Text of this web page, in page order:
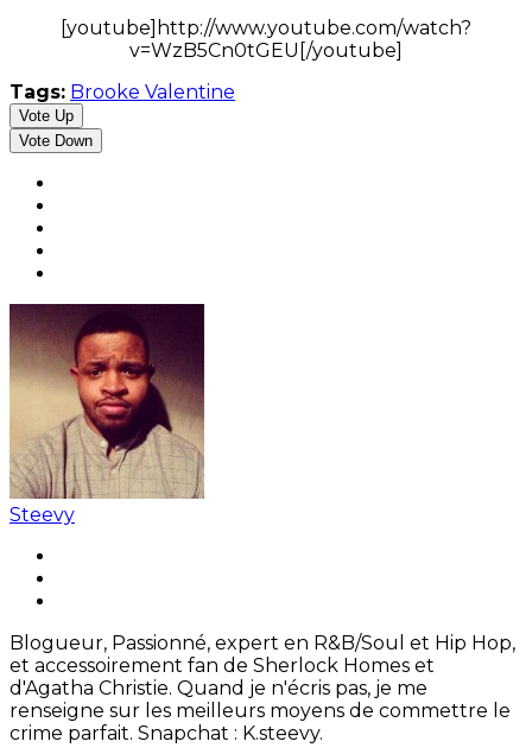
[youtube]http://www.youtube.com/watch?
v=WzB5Cn0tGEU[/youtube]
Tags: Brooke Valentine
Vote Up
Vote Down
Steevy
Blogueur, Passionné, expert en R&B/Soul et Hip Hop,
et accessoirement fan de Sherlock Homes et
d'Agatha Christie. Quand je n'écris pas, je me
renseigne sur les meilleurs moyens de commettre le
crime parfait. Snapchat : K.steevy.